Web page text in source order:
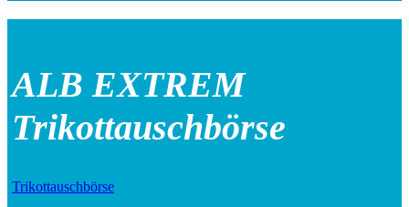
ALB EXTREM
Trikottauschbörse
Trikottauschbörse